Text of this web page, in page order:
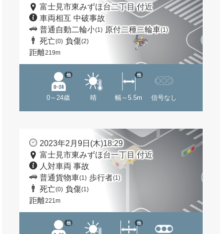
富士見市東みずほ台二丁目 付近
車両相互 中破事故
普通自動二輪小(1) 原付二種二輪車(1)
死亡(0) 負傷(2)
距離219m
0～24歳
他
晴 幅～5.5m
他
信号なし
2023年2月9日(木)18:29
富士見市東みずほ台一丁目 付近
人対車両 事故
普通貨物車(1) 歩行者(1)
死亡(0) 負傷(1)
距離221m
他 他